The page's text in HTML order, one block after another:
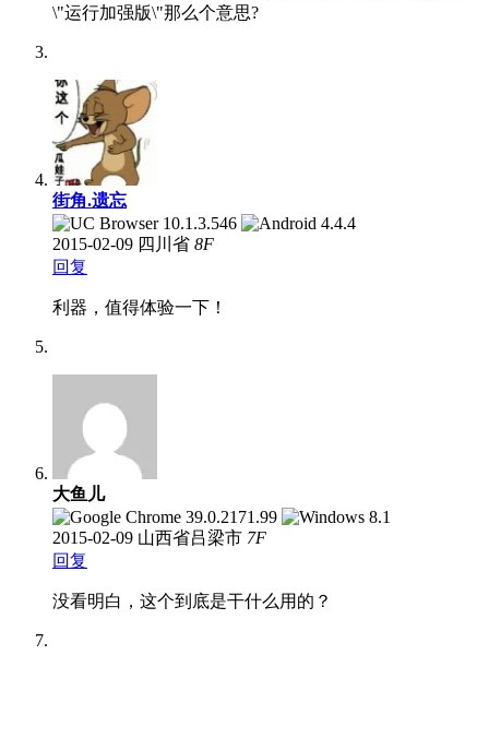
\"运行加强版\"那么个意思?
街角.遗忘
2015-02-09 四川省 8F
回复
利器，值得体验一下！
大鱼儿
2015-02-09 山西省吕梁市 7F
回复
没看明白，这个到底是干什么用的？